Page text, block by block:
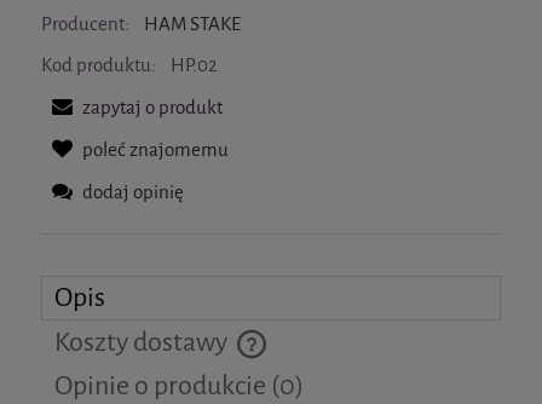
Producent:
HAM STAKE
Kod produktu:
HP.02
zapytaj o produkt
poleć znajomemu
dodaj opinię
Opis
Koszty dostawy
Cena nie zawiera ewentualnych kosztów płatności
Opinie o produkcie (0)